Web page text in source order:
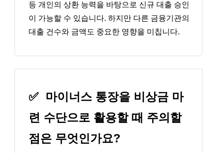
등 개인의 상환 능력을 바탕으로 신규 대출 승인
이 가능할 수 있습니다. 하지만 다른 금융기관의
대출 건수와 금액도 중요한 영향을 미칩니다.
✅
마이너스 통장을 비상금 마
련 수단으로 활용할 때 주의할
점은 무엇인가요?